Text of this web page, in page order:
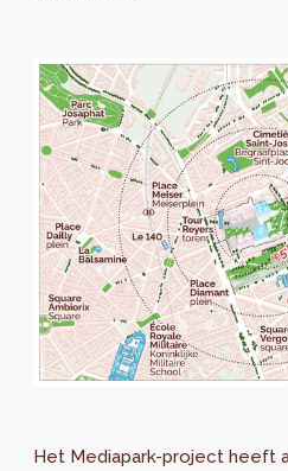
Het Mediapark-project heeft